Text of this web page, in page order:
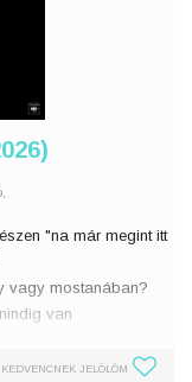
"na már megint itt
vagy mostanában?
van
bébinek hívsz
KEDVENCNEK JELÖLÖM